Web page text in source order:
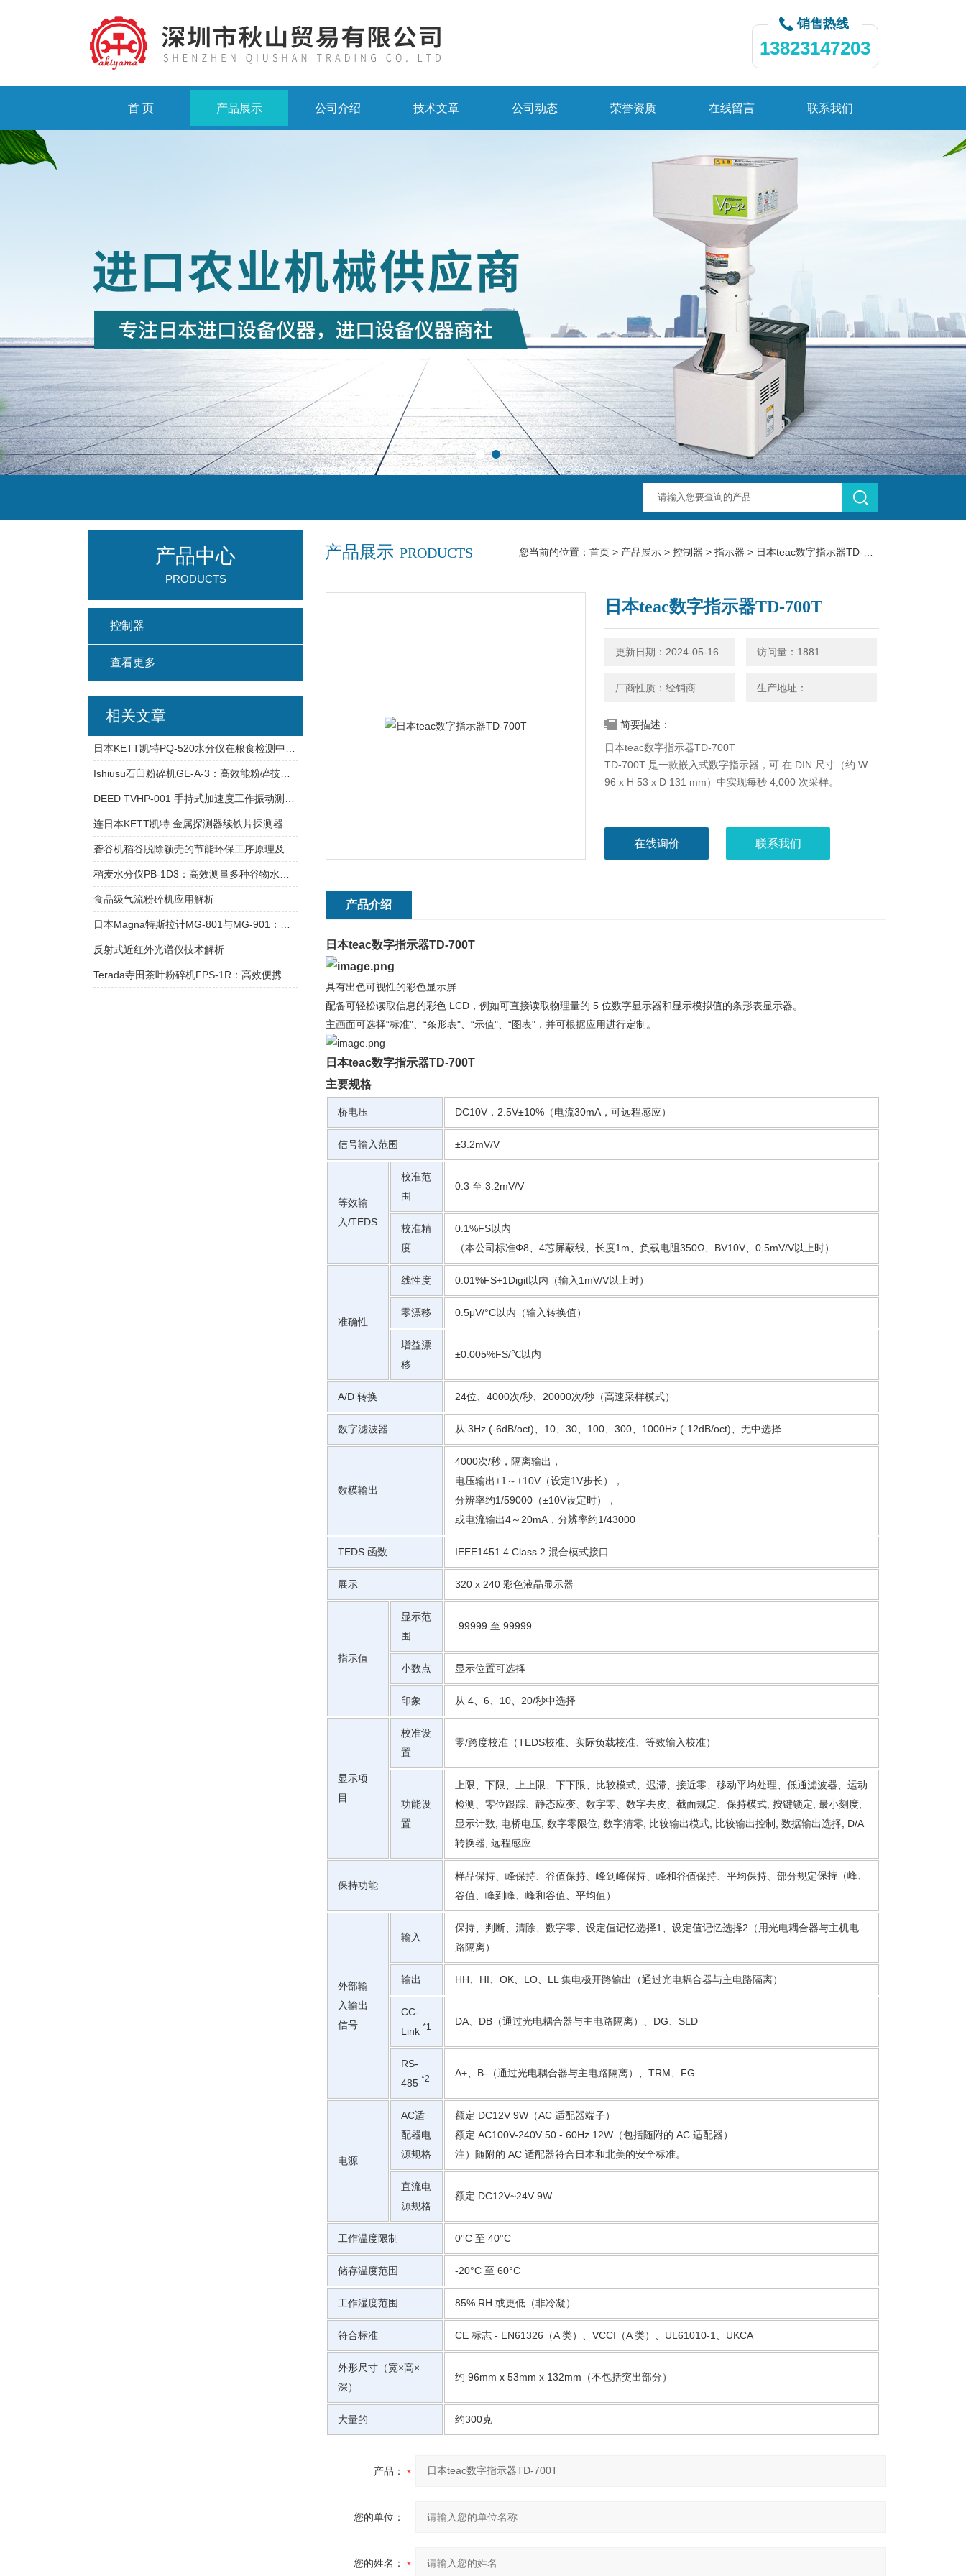
销售热线
13823147203
首 页 产品展示 公司介绍 技术文章 公司动态 荣誉资质 在线留言 联系我们
产品展示 PRODUCTS 您当前的位置： 首页 > 产品展示 > 控制器 > 指示器 > 日本teac数字指示器TD-700T
日本teac数字指示器TD-700T
更新日期：2024-05-16 访问量：1881
厂商性质：经销商 生产地址：
简要描述：
日本teac数字指示器TD-700T
TD-700T 是一款嵌入式数字指示器，可 在 DIN 尺寸（约 W
96 x H 53 x D 131 mm）中实现每秒 4,000 次采样。
在线询价 联系我们
产品介绍
日本teac数字指示器TD-700T
具有出色可视性的彩色显示屏
配备可轻松读取信息的彩色 LCD，例如可直接读取物理量的 5 位数字显示器和显示模拟值的条形表显示器。
主画面可选择“标准"、“条形表"、“示值"、“图表"，并可根据应用进行定制。
日本teac数字指示器TD-700T
主要规格
桥电压 DC10V，2.5V±10%（电流30mA，可远程感应）
信号输入范围 ±3.2mV/V
等效输
入/TEDS
校准范
围
0.3 至 3.2mV/V
校准精
度
0.1%FS以内
（本公司标准Φ8、4芯屏蔽线、长度1m、负载电阻350Ω、BV10V、0.5mV/V以上时）
准确性
线性度 0.01%FS+1Digit以内（输入1mV/V以上时）
零漂移 0.5μV/°C以内（输入转换值）
增益漂
移
±0.005%FS/℃以内
A/D 转换 24位、4000次/秒、20000次/秒（高速采样模式）
数字滤波器 从 3Hz (-6dB/oct)、10、30、100、300、1000Hz (-12dB/oct)、无中选择
数模输出
4000次/秒，隔离输出，
电压输出±1～±10V（设定1V步长），
分辨率约1/59000（±10V设定时），
或电流输出4～20mA，分辨率约1/43000
TEDS 函数 IEEE1451.4 Class 2 混合模式接口
展示 320 x 240 彩色液晶显示器
指示值
显示范
围
-99999 至 99999
小数点 显示位置可选择
印象 从 4、6、10、20/秒中选择
显示项
目
校准设
置
零/跨度校准（TEDS校准、实际负载校准、等效输入校准）
功能设
置
上限、下限、上上限、下下限、比较模式、迟滞、接近零、移动平均处理、低通滤波器、运动
检测、零位跟踪、静态应变、数字零、数字去皮、截面规定、保持模式, 按键锁定, 最小刻度,
显示计数, 电桥电压, 数字零限位, 数字清零, 比较输出模式, 比较输出控制, 数据输出选择, D/A
转换器, 远程感应
保持功能
样品保持、峰保持、谷值保持、峰到峰保持、峰和谷值保持、平均保持、部分规定保持（峰、
谷值、峰到峰、峰和谷值、平均值）
外部输
入输出
信号
输入
保持、判断、清除、数字零、设定值记忆选择1、设定值记忆选择2（用光电耦合器与主机电
路隔离）
输出 HH、HI、OK、LO、LL 集电极开路输出（通过光电耦合器与主电路隔离）
CC-
Link *1
DA、DB（通过光电耦合器与主电路隔离）、DG、SLD
RS-
485 *2
A+、B-（通过光电耦合器与主电路隔离）、TRM、FG
电源
AC适
配器电
源规格
额定 DC12V 9W（AC 适配器端子）
额定 AC100V-240V 50 - 60Hz 12W（包括随附的 AC 适配器）
注）随附的 AC 适配器符合日本和北美的安全标准。
直流电
源规格
额定 DC12V~24V 9W
工作温度限制 0°C 至 40°C
储存温度范围 -20°C 至 60°C
工作湿度范围 85% RH 或更低（非冷凝）
符合标准 CE 标志 - EN61326（A 类）、VCCI（A 类）、UL61010-1、UKCA
外形尺寸（宽×高×
深）
约 96mm x 53mm x 132mm（不包括突出部分）
大量的 约300克
产品：
您的单位：
您的姓名：
产品中心
PRODUCTS
控制器
查看更多
相关文章
Ishiusu石臼粉碎机GE-A-3：高效能粉碎技术的应用
食品级气流粉碎机应用解析
反射式近红外光谱仪技术解析
Terada寺田茶叶粉碎机FPS-1R：高效便携的食品面粉机